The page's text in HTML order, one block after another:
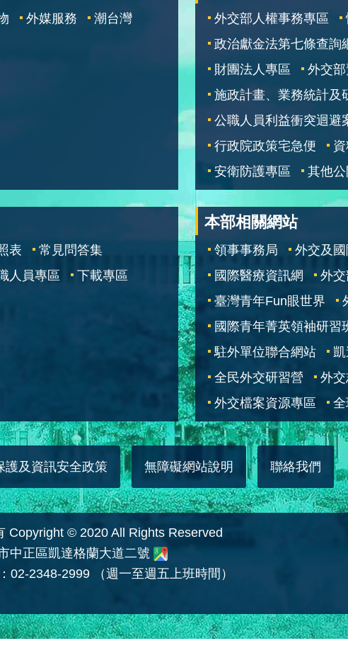
外媒服務 潮台灣 外交部人權事務專區
政治獻金法第七條查詢
財團法人專區
外交
施政計畫、業務統計及
公職人員利益衝突迴避
行政院政策宅急便
安衛防護專區
其他
表
常見問答集
人員專區
下載專區
本部相關網站
領事事務局 外交及
國際醫療資訊網
外
臺灣青年Fun眼世界
國際青年菁英領袖研習
駐外單位聯合網站
全民外交研習營
外交
外交檔案資源專區
全
護及資訊安全政策 無障礙網站說明 聯絡我們
Copyright © 2020 All Rights Reserved
中正區凱達格蘭大道二號
02-2348-2999 （週一至週五上班時間）